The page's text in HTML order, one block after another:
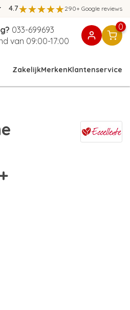
4.7 290+ Google reviews
033-699693
van 09:00-17:00
0
ZakelijkMerkenKlantenservice